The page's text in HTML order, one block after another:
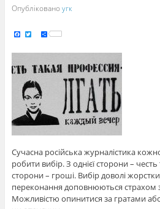
Опублікованоугк
Fa
e
o
o
k
Tw
t
e
r
S
h
r
Сучасна російська журналістика
робити вибір. З однієї сторони –
сторони – гроші. Вибір доволі
переконання доповнюються страхом
Можливістю опинитися за гратами